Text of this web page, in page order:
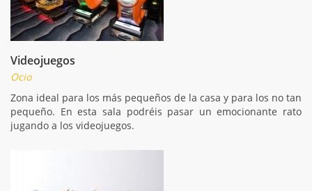
Videojuegos
Ocio
Zona ideal para los más pequeños de la casa y para los no tan
pequeño. En esta sala podréis pasar un emocionante rato
jugando a los videojuegos.